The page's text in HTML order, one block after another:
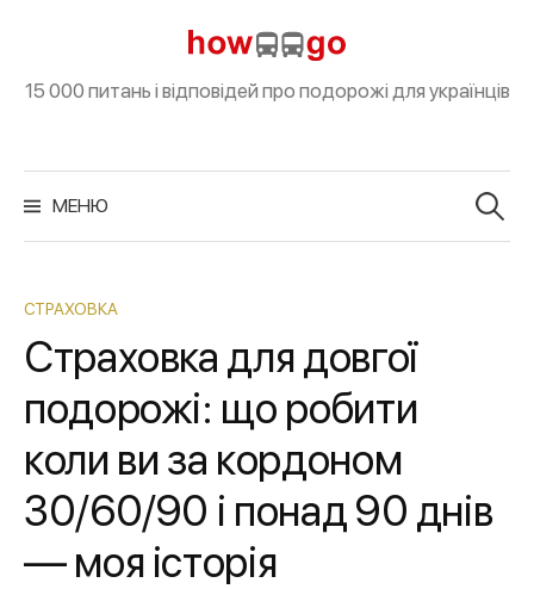
i
o
c
o
t
e
n
t
15 000 питань і відповідей про подорожі для українців
МЕНЮ о
ш
СТРАХОВКА
Страховка для довгої
подорожі: що робити
коли ви за кордоном
30/60/90 і понад 90 днів
— моя історія